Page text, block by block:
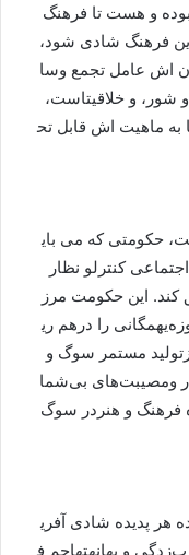
بوده و هست تا فرهنگ
فرهنگ شادی شود،
اش عامل تجمع وسا
و شور، و خلاقیتاست،
به ماهیت اش قابل تح
حکومتی که می بای
اجتماعی کنترلو نظار
کند. این حکومت مرز
یهمگانی را درهم ری
مستمر سوگ و
ومصیبتهای بیشما
فرهنگ و هنردر سوگ
هر پدیده شادی آفری
زدگی و بهانهتهاجم ف